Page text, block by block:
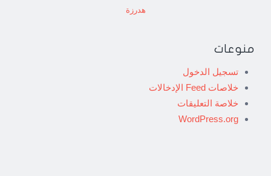
هدرزة
منوعات
تسجيل الدخول
خلاصات Feed الإدخالات
خلاصة التعليقات
WordPress.org